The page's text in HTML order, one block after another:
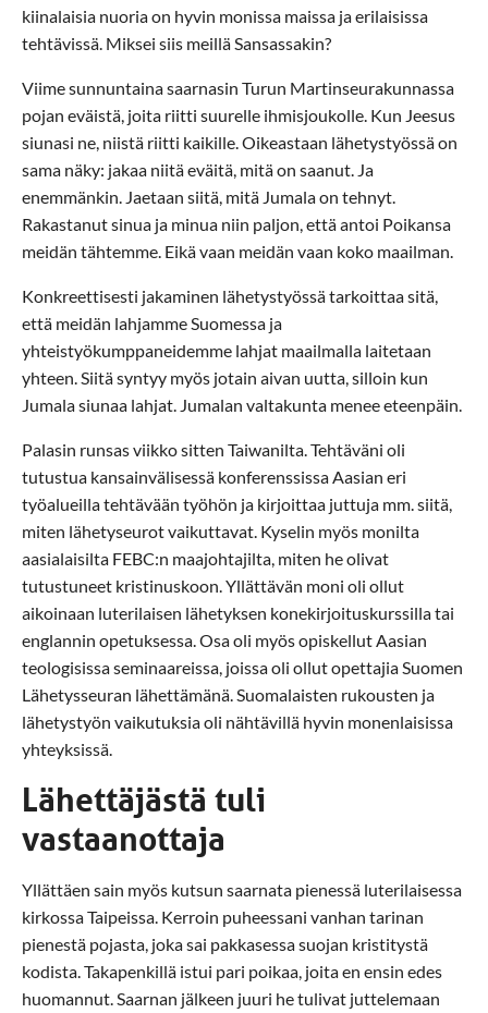
kiinalaisia nuoria on hyvin monissa maissa ja erilaisissa
tehtävissä. Miksei siis meillä Sansassakin?
Viime sunnuntaina saarnasin Turun Martinseurakunnassa
pojan eväistä, joita riitti suurelle ihmisjoukolle. Kun Jeesus
siunasi ne, niistä riitti kaikille. Oikeastaan lähetystyössä on
sama näky: jakaa niitä eväitä, mitä on saanut. Ja
enemmänkin. Jaetaan siitä, mitä Jumala on tehnyt.
Rakastanut sinua ja minua niin paljon, että antoi Poikansa
meidän tähtemme. Eikä vaan meidän vaan koko maailman.
Konkreettisesti jakaminen lähetystyössä tarkoittaa sitä,
että meidän lahjamme Suomessa ja
yhteistyökumppaneidemme lahjat maailmalla laitetaan
yhteen. Siitä syntyy myös jotain aivan uutta, silloin kun
Jumala siunaa lahjat. Jumalan valtakunta menee eteenpäin.
Palasin runsas viikko sitten Taiwanilta. Tehtäväni oli
tutustua kansainvälisessä konferenssissa Aasian eri
työalueilla tehtävään työhön ja kirjoittaa juttuja mm. siitä,
miten lähetyseurot vaikuttavat. Kyselin myös monilta
aasialaisilta FEBC:n maajohtajilta, miten he olivat
tutustuneet kristinuskoon. Yllättävän moni oli ollut
aikoinaan luterilaisen lähetyksen konekirjoituskurssilla tai
englannin opetuksessa. Osa oli myös opiskellut Aasian
teologisissa seminaareissa, joissa oli ollut opettajia Suomen
Lähetysseuran lähettämänä. Suomalaisten rukousten ja
lähetystyön vaikutuksia oli nähtävillä hyvin monenlaisissa
yhteyksissä.
Lähettäjästä tuli
vastaanottaja
Yllättäen sain myös kutsun saarnata pienessä luterilaisessa
kirkossa Taipeissa. Kerroin puheessani vanhan tarinan
pienestä pojasta, joka sai pakkasessa suojan kristitystä
kodista. Takapenkillä istui pari poikaa, joita en ensin edes
huomannut. Saarnan jälkeen juuri he tulivat juttelemaan